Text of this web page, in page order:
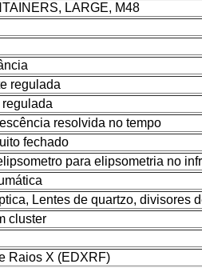
LARGE, M48
regulada
resolvida no tempo
fechado
para elipsometria no
Lentes de quartzo, divisores
cluster
Raios X (EDXRF)